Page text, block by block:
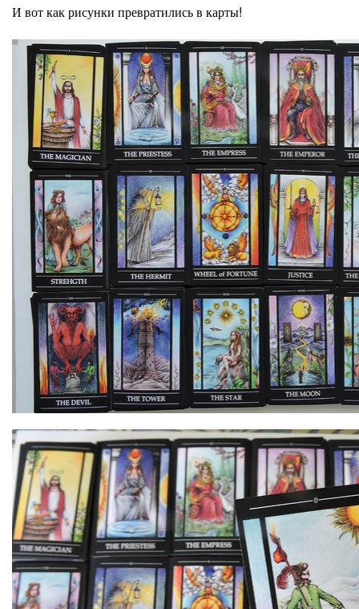
И вот как рисунки превратились в карты!